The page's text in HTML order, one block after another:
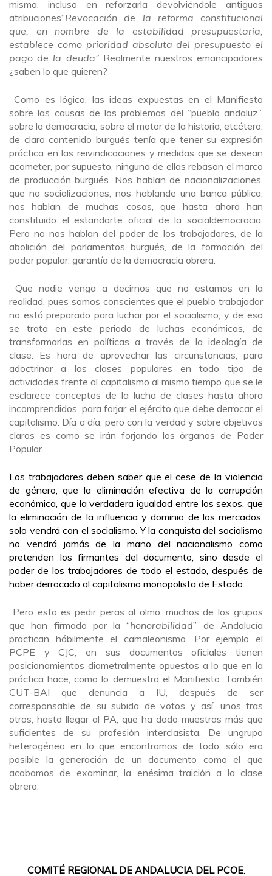
misma, incluso en reforzarla devolviéndole antiguas
atribuciones“Revocación de la reforma constitucional
que, en nombre de la estabilidad presupuestaria,
establece como prioridad absoluta del presupuesto el
pago de la deuda” Realmente nuestros emancipadores
¿saben lo que quieren?
Como es lógico, las ideas expuestas en el Manifiesto
sobre las causas de los problemas del “pueblo andaluz”,
sobre la democracia, sobre el motor de la historia, etcétera,
de claro contenido burgués tenía que tener su expresión
práctica en las reivindicaciones y medidas que se desean
acometer, por supuesto, ninguna de ellas rebasan el marco
de producción burgués. Nos hablan de nacionalizaciones,
que no socializaciones, nos hablande una banca pública,
nos hablan de muchas cosas, que hasta ahora han
constituido el estandarte oficial de la socialdemocracia.
Pero no nos hablan del poder de los trabajadores, de la
abolición del parlamentos burgués, de la formación del
poder popular, garantía de la democracia obrera.
Que nadie venga a decirnos que no estamos en la
realidad, pues somos conscientes que el pueblo trabajador
no está preparado para luchar por el socialismo, y de eso
se trata en este periodo de luchas económicas, de
transformarlas en políticas a través de la ideología de
clase. Es hora de aprovechar las circunstancias, para
adoctrinar a las clases populares en todo tipo de
actividades frente al capitalismo al mismo tiempo que se le
esclarece conceptos de la lucha de clases hasta ahora
incomprendidos, para forjar el ejército que debe derrocar el
capitalismo. Día a día, pero con la verdad y sobre objetivos
claros es como se irán forjando los órganos de Poder
Popular.
Los trabajadores deben saber que el cese de la violencia
de género, que la eliminación efectiva de la corrupción
económica, que la verdadera igualdad entre los sexos, que
la eliminación de la influencia y dominio de los mercados,
solo vendrá con el socialismo. Y la conquista del socialismo
no vendrá jamás de la mano del nacionalismo como
pretenden los firmantes del documento, sino desde el
poder de los trabajadores de todo el estado, después de
haber derrocado al capitalismo monopolista de Estado.
Pero esto es pedir peras al olmo, muchos de los grupos
que han firmado por la “honorabilidad” de Andalucía
practican hábilmente el camaleonismo. Por ejemplo el
PCPE y CJC, en sus documentos oficiales tienen
posicionamientos diametralmente opuestos a lo que en la
práctica hace, como lo demuestra el Manifiesto. También
CUT-BAI que denuncia a IU, después de ser
corresponsable de su subida de votos y así, unos tras
otros, hasta llegar al PA, que ha dado muestras más que
suficientes de su profesión interclasista. De ungrupo
heterogéneo en lo que encontramos de todo, sólo era
posible la generación de un documento como el que
acabamos de examinar, la enésima traición a la clase
obrera.
COMITÉ REGIONAL DE ANDALUCIA DEL PCOE.